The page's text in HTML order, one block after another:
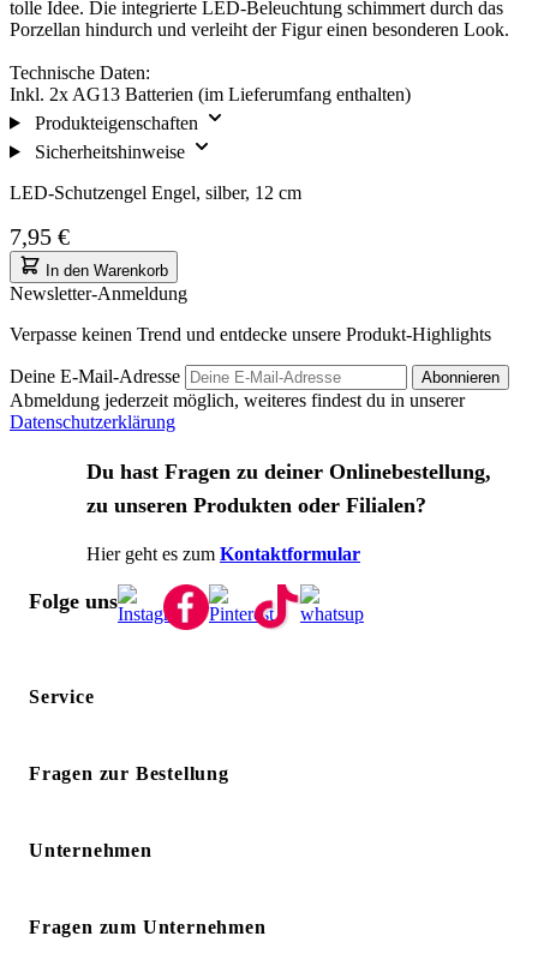
tolle Idee. Die integrierte LED-Beleuchtung schimmert durch das
Porzellan hindurch und verleiht der Figur einen besonderen Look.
Technische Daten:
Inkl. 2x AG13 Batterien (im Lieferumfang enthalten)
Produkteigenschaften
Sicherheitshinweise
LED-Schutzengel Engel, silber, 12 cm
7,95 €
In den Warenkorb
Newsletter-Anmeldung
Verpasse keinen Trend und entdecke unsere Produkt-Highlights
Deine E-Mail-Adresse Abonnieren
Abmeldung jederzeit möglich, weiteres findest du in unserer
Datenschutzerklärung
Du hast Fragen zu deiner Onlinebestellung,
zu unseren Produkten oder Filialen?
Hier geht es zum Kontaktformular
Folge uns
Service
Fragen zur Bestellung
Unternehmen
Fragen zum Unternehmen